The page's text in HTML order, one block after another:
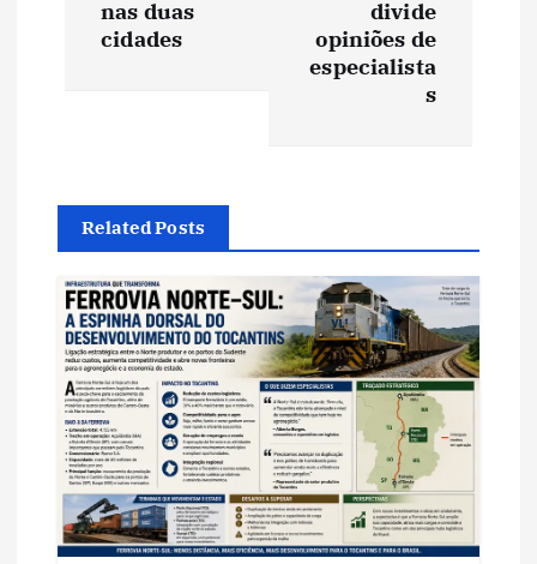
ã
o
d
e
P
o
nas duas
cidades
divide
opiniões de
especialista
s
Related Posts